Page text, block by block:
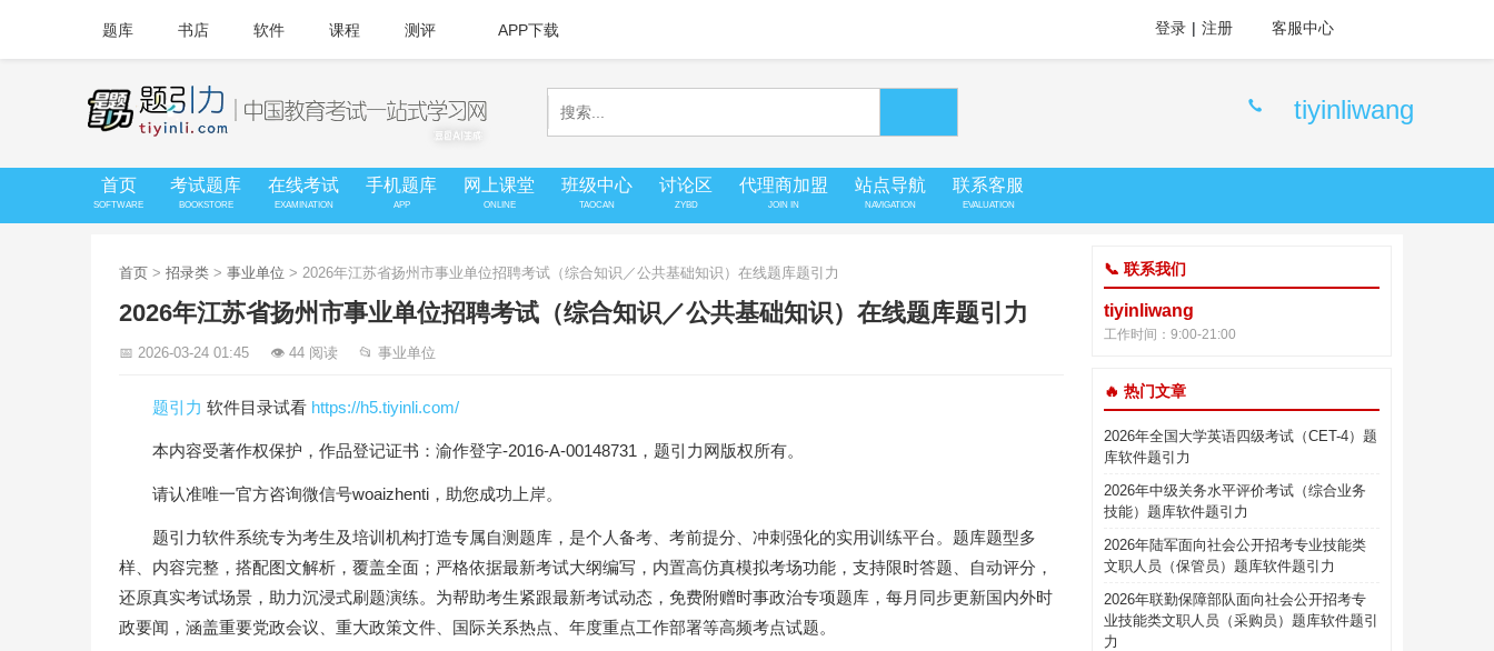
题库 书店 软件 课程 测评 APP下载 登录 | 注册 客服中心
tiyinliwang
首页
SOFTWARE
考试题库
BOOKSTORE
在线考试
EXAMINATION
手机题库
APP
网上课堂
ONLINE
班级中心
TAOCAN
讨论区
ZYBD
代理商加盟
JOIN IN
站点导航
NAVIGATION
联系客服
EVALUATION
首页 > 招录类 > 事业单位 > 2026年江苏省扬州市事业单位招聘考试（综合知识／公共基础知识）在线题库题引力
2026年江苏省扬州市事业单位招聘考试（综合知识／公共基础知识）在线题库题引力
📅 2026-03-24 01:45 👁 44 阅读 📂 事业单位
题引力 软件目录试看 https://h5.tiyinli.com/
本内容受著作权保护，作品登记证书：渝作登字-2016-A-00148731，题引力网版权所有。
请认准唯一官方咨询微信号woaizhenti，助您成功上岸。
题引力软件系统专为考生及培训机构打造专属自测题库，是个人备考、考前提分、冲刺强化的实用训练平台。题库题型多
样、内容完整，搭配图文解析，覆盖全面；严格依据最新考试大纲编写，内置高仿真模拟考场功能，支持限时答题、自动评分，
还原真实考试场景，助力沉浸式刷题演练。为帮助考生紧跟最新考试动态，免费附赠时事政治专项题库，每月同步更新国内外时
政要闻，涵盖重要党政会议、重大政策文件、国际关系热点、年度重点工作部署等高频考点试题。
📞 联系我们
tiyinliwang
工作时间：9:00-21:00
🔥 热门文章
2026年全国大学英语四级考试（CET-4）题
库软件题引力
2026年中级关务水平评价考试（综合业务
技能）题库软件题引力
2026年陆军面向社会公开招考专业技能类
文职人员（保管员）题库软件题引力
2026年联勤保障部队面向社会公开招考专
业技能类文职人员（采购员）题库软件题引
力